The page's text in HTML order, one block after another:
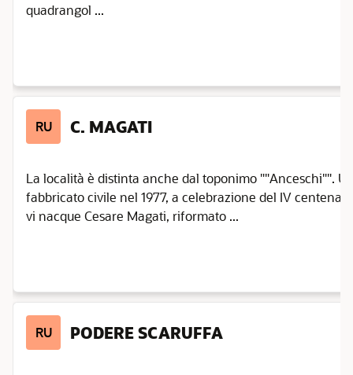
quadrangol ...
RU C. MAGATI
La località è distinta anche dal toponimo ""Anceschi"".
fabbricato civile nel 1977, a celebrazione del IV
vi nacque Cesare Magati, riformato ...
RU PODERE SCARUFFA
Baiso
Brescello
Cadelbosco
di Sopra
Campegine
Canossa
Casina
Castellarano
Castelnovo
di Sotto